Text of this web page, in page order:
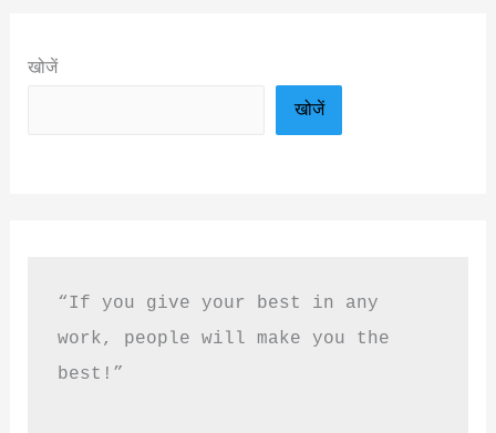
खोजें
खोजें
“If you give your best in any
work, people will make you the
best!”